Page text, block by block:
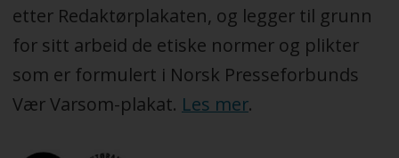
etter Redaktørplakaten, og legger til grunn
for sitt arbeid de etiske normer og plikter
som er formulert i Norsk Presseforbunds
Vær Varsom-plakat. Les mer.